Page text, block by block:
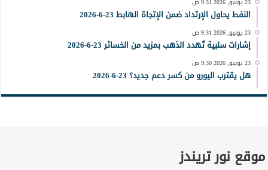
النفط يحاول الإرتداد ضمن الإتجاة الهابط 23-6-2026
23 يونيو, 2026 9:31 ص
إشارات سلبية تُهدد الذهب بمزيد من الخسائر 23-6-2026
23 يونيو, 2026 9:30 ص
هل يقترب اليورو من كسر دعم جديد؟ 23-6-2026
موقع نور تريندز